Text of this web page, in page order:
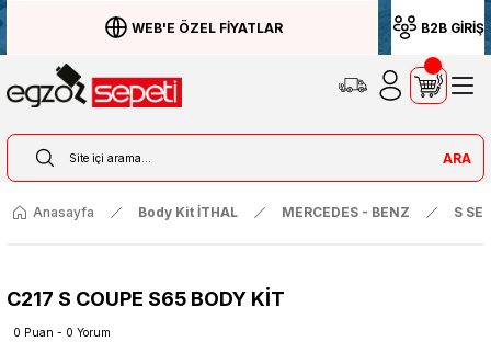
WEB'E ÖZEL FİYATLAR B2B GİRİŞ
ARA
Anasayfa Body Kit İTHAL MERCEDES - BENZ S
C217 S COUPE S65 BODY KİT
0 Puan - 0 Yorum